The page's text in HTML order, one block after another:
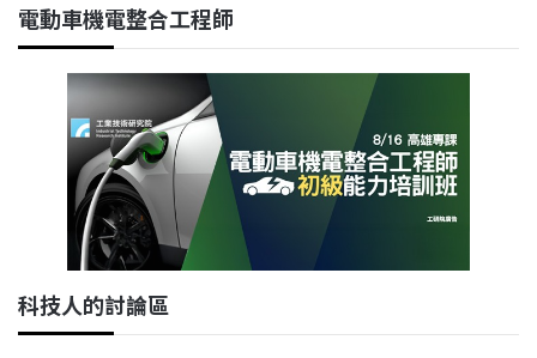
電動車機電整合工程師
科技人的討論區